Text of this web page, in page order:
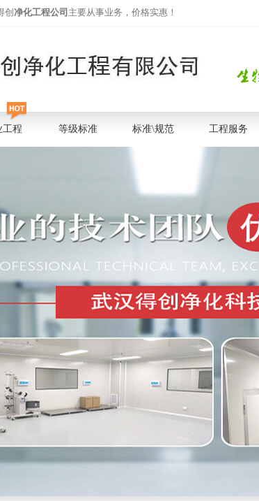
创 净化工程公司 主要从事业务，价格实惠！
工程 等级标准 标准\规范 工程服务